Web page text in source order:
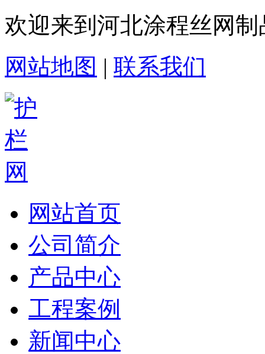
欢迎来到河北涂程丝网
网站地图 | 联系我们
网站首页
公司简介
产品中心
工程案例
新闻中心